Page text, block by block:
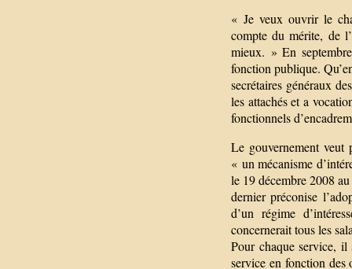
« Je veux ouvrir le
compte du mérite, de
mieux. » En
fonction publique.
secrétaires généraux
les attachés et a
fonctionnels
Le gouvernement veut
« un mécanisme
le 19 décembre 2008
dernier préconise
d’un régime
concernerait tous les
Pour chaque service, il
service en fonction